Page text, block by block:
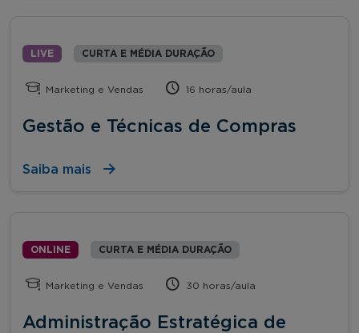
LIVE CURTA E MÉDIA DURAÇÃO
Marketing e Vendas 16 horas/aula
Gestão e Técnicas de Compras
Saiba mais
ONLINE CURTA E MÉDIA DURAÇÃO
Marketing e Vendas 30 horas/aula
Administração Estratégica de